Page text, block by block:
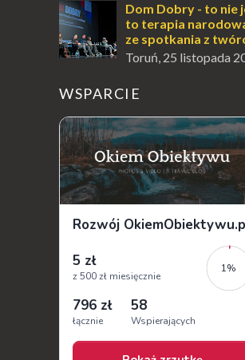
wioski, ale także coś
prawd...
Dom Dobry - to nie
to terapia
ze spotkania z
Toruń, 25 listopada
Centrum Kultury i Sztuki " Od
na długo zostanie w mojej pamięci...
WSPARCIE